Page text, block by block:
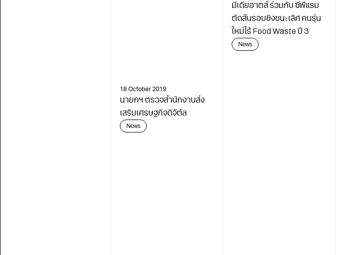
มีเดียอาตส์ ร่วมกับ ซีพีแรม
ตัดสินรอบชิงชนะเลิศ คนรุ่น
ใหม่ไร้ Food Waste ปี 3
News
18 October 2019
นายกฯ ตรวจสำนักงานส่ง
เสริมเศรษฐกิจดิจิตัล
News